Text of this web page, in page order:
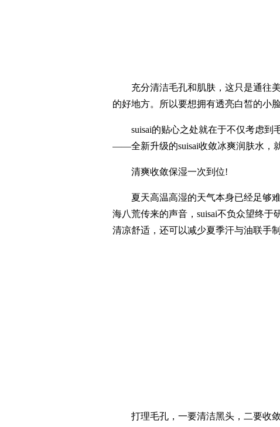
充分清洁毛孔和肌肤，这只是通往美
的好地方。所以要想拥有透亮白皙的小
suisai的贴心之处就在于不仅考虑到毛
——全新升级的suisai收敛冰爽润肤水，
清爽收敛保湿一次到位!
夏天高温高湿的天气本身已经足够难
海八荒传来的声音，suisai不负众望终
清凉舒适，还可以减少夏季汗与油联手
打理毛孔，一要清洁黑头，二要收敛